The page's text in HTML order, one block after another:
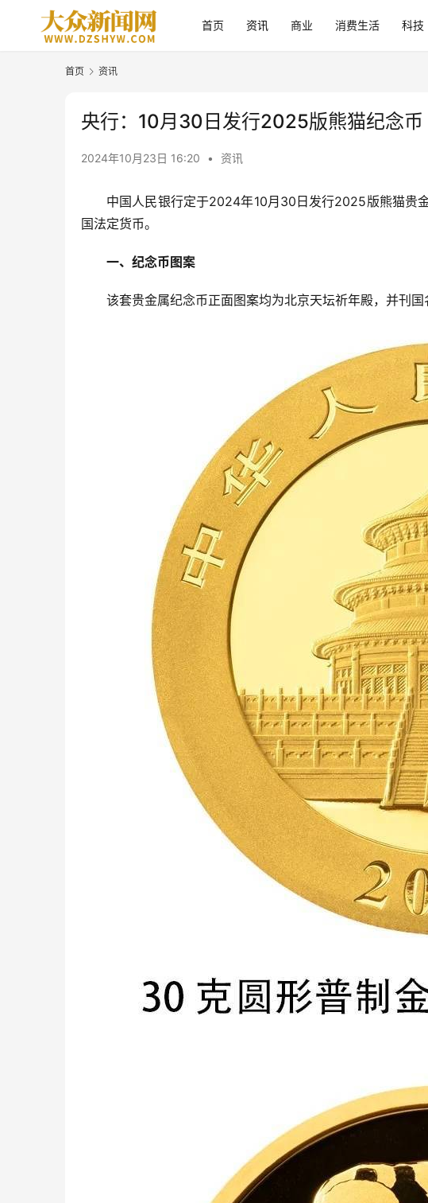
首页 资讯 商业 消费生活 科技
首页 资讯
央行：10月30日发行2025版熊猫纪念币
2024年10月23日 16:20 • 资讯
中国人民银行定于2024年10月30日发行2025版熊猫贵
国法定货币。
一、纪念币图案
该套贵金属纪念币正面图案均为北京天坛祈年殿，并刊